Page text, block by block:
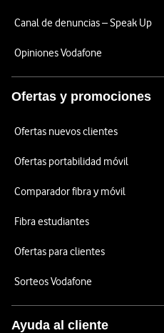
Canal de denuncias – Speak Up
Opiniones Vodafone
Ofertas y promociones
Ofertas nuevos clientes
Ofertas portabilidad móvil
Comparador fibra y móvil
Fibra estudiantes
Ofertas para clientes
Sorteos Vodafone
Ayuda al cliente